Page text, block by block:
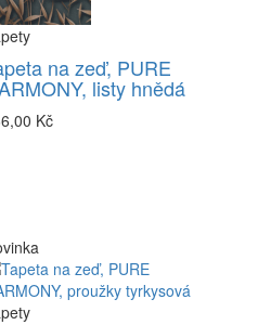
na zeď, PURE
listy hnědá
Kč